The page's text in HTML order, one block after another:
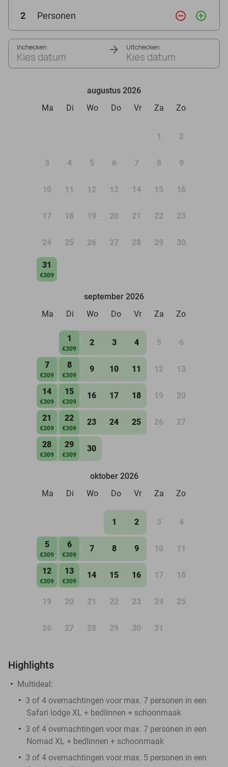
2 Personen remove_circle_outline add_circle_outline
Inchecken
Kies datum
Uitchecken
Kies datum
augustus 2026
Ma
Di Wo Do Vr Za Zo
1 2
3 4 5 6 7 8 9
10 11 12 13 14 15 16
17 18 19 20 21 22 23
24 25 26 27 28 29 30
31
€309
september 2026
Ma
Di Wo Do Vr Za Zo
1
€309
2 3 4 5 6
7
€309
8
€309
9 10 11 12 13
14
€309
15
€309
16 17 18 19 20
21
€309
22
€309
23 24 25 26 27
28
€309
29
€309
30
oktober 2026
Ma
Di Wo Do Vr Za Zo
1 2 3 4
5
€309
6
€309
7 8 9 10 11
12
€309
13
€309
14 15 16 17 18
19 20 21 22 23 24 25
26 27 28 29 30 31
Highlights
Multideal:
3 of 4 overnachtingen voor max. 7 personen in een
Safari lodge XL + bedlinnen + schoonmaak
3 of 4 overnachtingen voor max. 7 personen in een
Nomad XL + bedlinnen + schoonmaak
3 of 4 overnachtingen voor max. 5 personen in een